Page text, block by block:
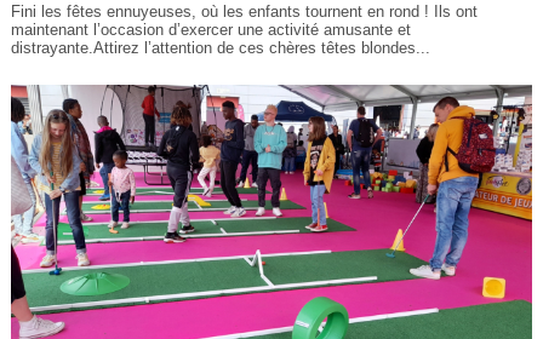
Fini les fêtes ennuyeuses, où les enfants tournent en rond ! Ils ont
maintenant l’occasion d’exercer une activité amusante et
distrayante.Attirez l’attention de ces chères têtes blondes...